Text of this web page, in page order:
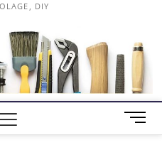
DIY
M
e